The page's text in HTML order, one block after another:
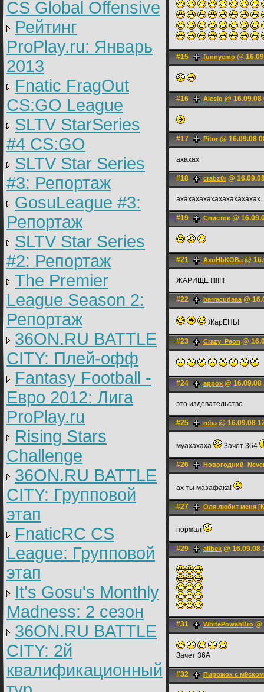
CS Global Offensive
Рейтинг
ProPlay.ru: Январь
2013
Fnatic FragOut
CS:GO League
SLTV StarSeries
#4 CS:GO
SLTV Star Series
#3: Репортаж
GosuLeague #3:
Репортаж
SLTV Star Series
#2: Репортаж
The Premier
League Season 2:
Репортаж
36ON.RU BATTLE
CITY: Плей-офф
Fantasy Football -
Евро 2012: Лига
ProPlay.ru
Rising Stars
Challenge
36ON.RU BATTLE
CITY: Групповой
этап
FnaticRC CS
League: Групповой
этап
It's Gosu's Monthly
Madness: 2 сезон
36ON.RU BATTLE
CITY: 2й
квалификационный
#15 funnyemo @
#16 Alesiq @ 16.09.08
#17 Pitor @ 16.09.08
ахахах
#18 crabz0r @
#19 Свисток @
#21 AxoHbKOBa@
ЖАРИЩЕ !!!!!!!!
#22 barracudaaa@
ЖарЕНЬ!
#23 Crazy_Peon @
#24 appox @ 16.09.08
это издевательство
#25 reba@ 16.09.08
муахахаха 3ачет 364
#26
ах ты мазафака!
#27 Оля любит меня
поржал
#29 alibek @ 16.09.08
#31 WhitePowahBro @
Зачет 36А
#32 Пирожок с м9ском